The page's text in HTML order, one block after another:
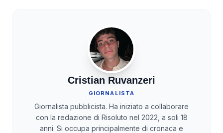
Cristian Ruvanzeri
GIORNALISTA
Giornalista pubblicista. Ha iniziato a collaborare
con la redazione di Risoluto nel 2022, a soli 18
anni. Si occupa principalmente di cronaca e